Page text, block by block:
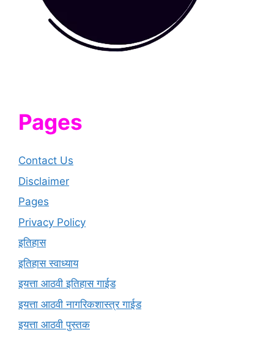
Pages
Contact Us
Disclaimer
Pages
Privacy Policy
इतिहास
इतिहास स्वाध्याय
इयत्ता आठवी इतिहास गाईड
इयत्ता आठवी नागरिकशास्त्र गाईड
इयत्ता आठवी पुस्तक